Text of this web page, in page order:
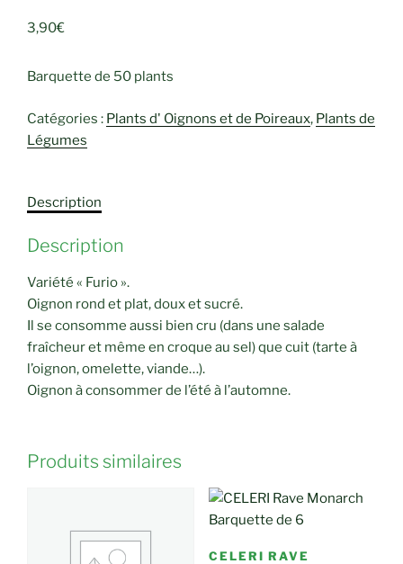
3,90€
Barquette de 50 plants
Catégories : Plants d' Oignons et de Poireaux, Plants de
Légumes
Description
Description
Variété « Furio ».
Oignon rond et plat, doux et sucré.
Il se consomme aussi bien cru (dans une salade
fraîcheur et même en croque au sel) que cuit (tarte à
l’oignon, omelette, viande…).
Oignon à consommer de l’été à l’automne.
Produits similaires
CELERI RAVE